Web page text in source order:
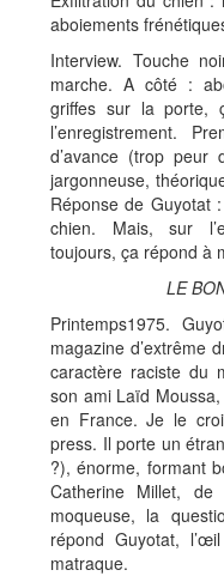
aboiements
Interview. Touche
marche. A côté :
griffes sur la porte,
l’enregistrement.
d’avance (trop peur
jargonneuse,
Réponse de Guyotat
chien. Mais, sur
toujours, ça répond à
LE
Printemps1975.
magazine d’extrême
caractère raciste du
son ami Laïd
en France. Je le
press. Il porte un
?), énorme, formant
Catherine Millet,
moqueuse, la
répond Guyotat,
matraque.